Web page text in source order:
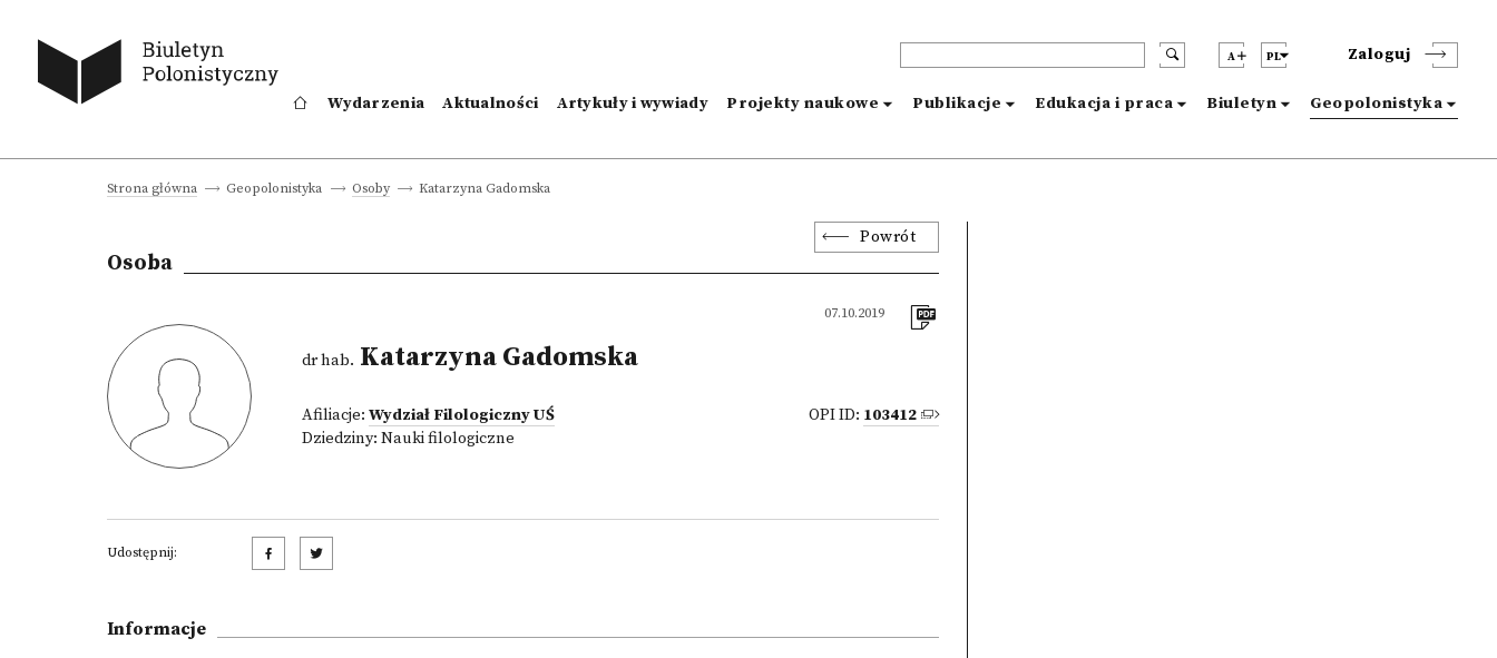
A PL Zaloguj
Wydarzenia Aktualności Artykuły i wywiady Projekty naukowe Publikacje Edukacja i praca Biuletyn Geopolonistyka
Strona główna Geopolonistyka Osoby Katarzyna Gadomska
Powrót
Osoba
07.10.2019
dr hab. Katarzyna Gadomska
Afiliacje: Wydział Filologiczny UŚ
Dziedziny: Nauki filologiczne
OPI ID: 103412
Udostępnij:
Informacje